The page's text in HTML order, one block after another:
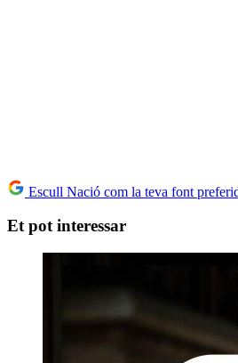
Escull Nació com la teva font
Et pot interessar